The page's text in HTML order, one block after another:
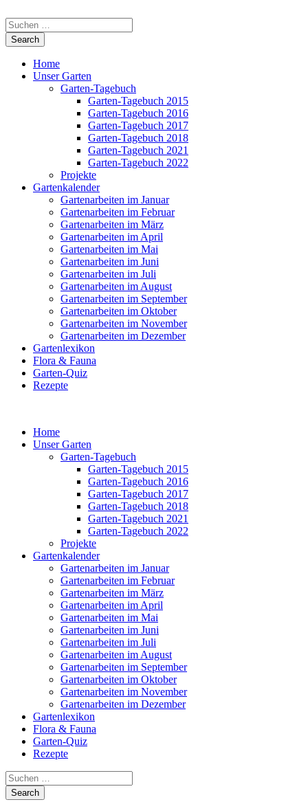
Home
Unser Garten
Garten-Tagebuch
Garten-Tagebuch 2015
Garten-Tagebuch 2016
Garten-Tagebuch 2017
Garten-Tagebuch 2018
Garten-Tagebuch 2021
Garten-Tagebuch 2022
Projekte
Gartenkalender
Gartenarbeiten im Januar
Gartenarbeiten im Februar
Gartenarbeiten im März
Gartenarbeiten im April
Gartenarbeiten im Mai
Gartenarbeiten im Juni
Gartenarbeiten im Juli
Gartenarbeiten im August
Gartenarbeiten im September
Gartenarbeiten im Oktober
Gartenarbeiten im November
Gartenarbeiten im Dezember
Gartenlexikon
Flora & Fauna
Garten-Quiz
Rezepte
Home
Unser Garten
Garten-Tagebuch
Garten-Tagebuch 2015
Garten-Tagebuch 2016
Garten-Tagebuch 2017
Garten-Tagebuch 2018
Garten-Tagebuch 2021
Garten-Tagebuch 2022
Projekte
Gartenkalender
Gartenarbeiten im Januar
Gartenarbeiten im Februar
Gartenarbeiten im März
Gartenarbeiten im April
Gartenarbeiten im Mai
Gartenarbeiten im Juni
Gartenarbeiten im Juli
Gartenarbeiten im August
Gartenarbeiten im September
Gartenarbeiten im Oktober
Gartenarbeiten im November
Gartenarbeiten im Dezember
Gartenlexikon
Flora & Fauna
Garten-Quiz
Rezepte